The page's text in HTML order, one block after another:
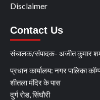
Disclaimer
Contact Us
संचालक/संपादक- अजीत कुमार
प्रधान कार्यालय: नगर पालिका
शीतला मंदिर के पास
दुर्ग रोड, सिंघौरी